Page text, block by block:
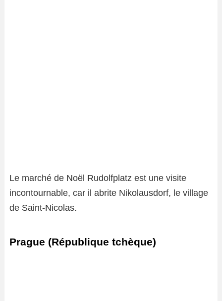
Le marché de Noël Rudolfplatz est une visite
incontournable, car il abrite Nikolausdorf, le village
de Saint-Nicolas.
Prague (République tchèque)